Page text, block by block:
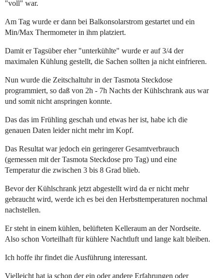
"voll" war.
Am Tag wurde er dann bei Balkonsolarstrom gestartet und ein
Min/Max Thermometer in ihm platziert.
Damit er Tagsüber eher "unterkühlte" wurde er auf 3/4 der
maximalen Kühlung gestellt, die Sachen sollten ja nicht einfrieren.
Nun wurde die Zeitschaltuhr in der Tasmota Steckdose
programmiert, so daß von 2h - 7h Nachts der Kühlschrank aus war
und somit nicht anspringen konnte.
Das das im Frühling geschah und etwas her ist, habe ich die
genauen Daten leider nicht mehr im Kopf.
Das Resultat war jedoch ein geringerer Gesamtverbrauch
(gemessen mit der Tasmota Steckdose pro Tag) und eine
Temperatur die zwischen 3 bis 8 Grad blieb.
Bevor der Kühlschrank jetzt abgestellt wird da er nicht mehr
gebraucht wird, werde ich es bei den Herbsttemperaturen nochmal
nachstellen.
Er steht in einem kühlen, belüfteten Kelleraum an der Nordseite.
Also schon Vorteilhaft für kühlere Nachtluft und lange kalt bleiben.
Ich hoffe ihr findet die Ausführung interessant.
Vielleicht hat ja schon der ein oder andere Erfahrungen oder